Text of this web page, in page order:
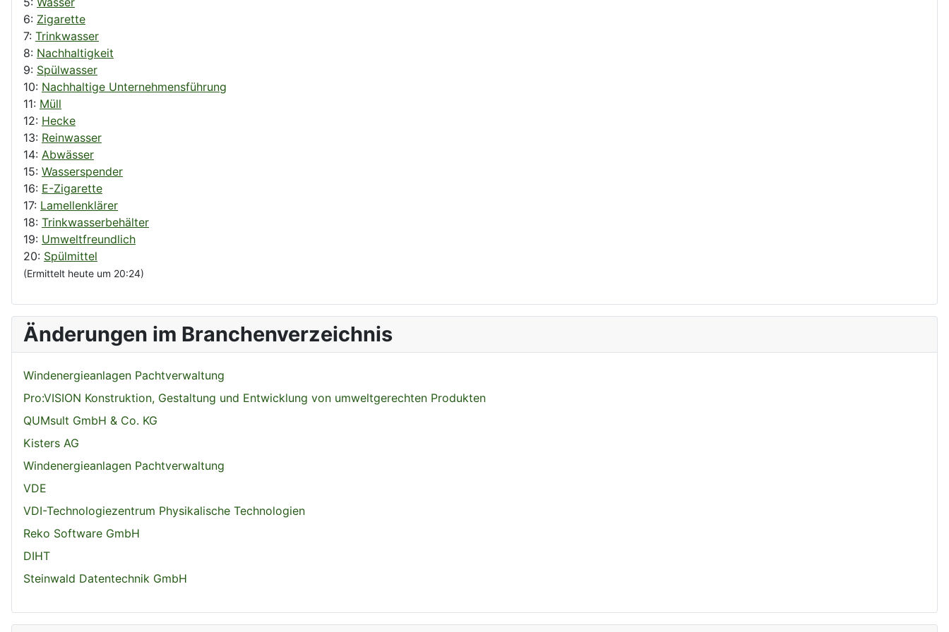
6: Zigarette
7: Trinkwasser
8: Nachhaltigkeit
9: Spülwasser
10: Nachhaltige Unternehmensführung
11: Müll
12: Hecke
13: Reinwasser
14: Abwässer
15: Wasserspender
16: E-Zigarette
17: Lamellenklärer
18: Trinkwasserbehälter
19: Umweltfreundlich
20: Spülmittel
(Ermittelt heute um 20:24)
Änderungen im Branchenverzeichnis
Windenergieanlagen Pachtverwaltung
Pro:VISION Konstruktion, Gestaltung und Entwicklung von umweltgerechten Produkten
QUMsult GmbH & Co. KG
Kisters AG
Windenergieanlagen Pachtverwaltung
VDE
VDI-Technologiezentrum Physikalische Technologien
Reko Software GmbH
DIHT
Steinwald Datentechnik GmbH